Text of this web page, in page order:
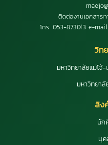
ติดต่องานเอกสาร
โทร. 053-873013 e-
วิท
มหาวิทยาลัยแม่โจ้
มหาวิทยา
ลิง
นัก
บุค